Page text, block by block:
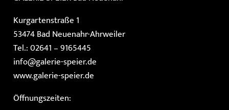
Kurgartenstraße 1
53474 Bad Neuenahr-Ahrweiler
Tel.: 02641 – 9165445
info@galerie-speier.de
www.galerie-speier.de
Öffnungszeiten: